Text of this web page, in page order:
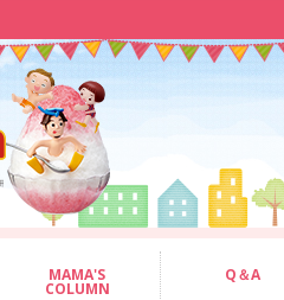
MAMA'S
COLUMN
Q＆A